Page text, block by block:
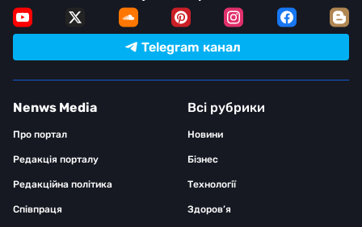
Telegram канал
Nenws Media
Про портал
Редакція порталу
Редакційна політика
Співпраця
Всі рубрики
Новини
Бізнес
Технології
Здоров’я